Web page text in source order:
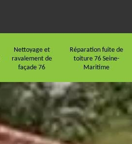
Nettoyage et
ravalement de
façade 76
Réparation fuite de
toiture 76 Seine-
Maritime